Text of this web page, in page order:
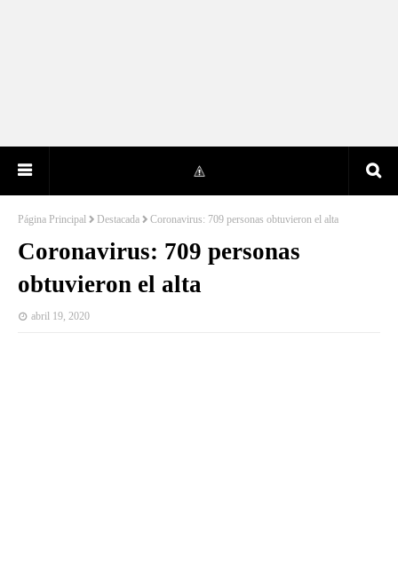
Página Principal Destacada Coronavirus: 709 personas obtuvieron el alta
Coronavirus: 709 personas
obtuvieron el alta
abril 19, 2020